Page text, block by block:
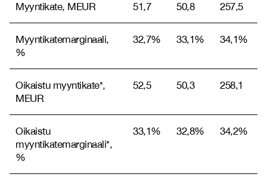
Myyntikate, MEUR 51,7 50,8 257,5
Myyntikatemarginaali,
%
32,7% 33,1% 34,1%
Oikaistu myyntikate*,
MEUR
52,5 50,3 258,1
Oikaistu
myyntikatemarginaali*,
%
33,1% 32,8% 34,2%